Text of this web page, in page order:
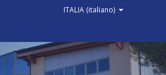
ITALIA (italiano)